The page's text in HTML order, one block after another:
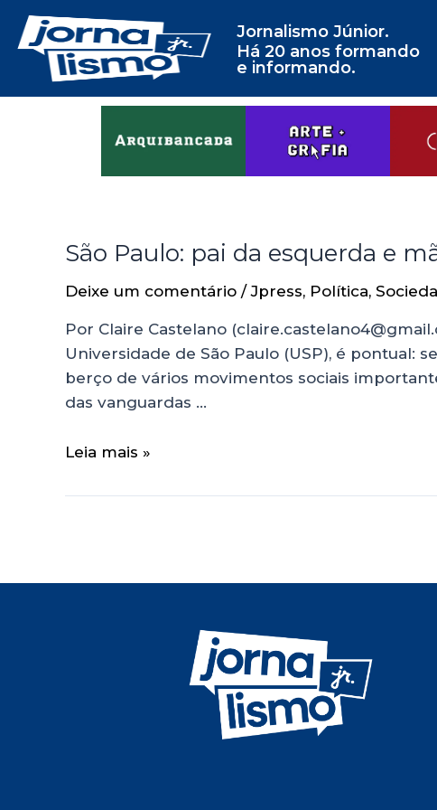
Jornalismo Júnior.
Há 20 anos formando
e informando.
São Paulo: pai da esquerda e
Deixe um comentário /Jpress, Política,
Por Claire Castelano
Universidade de São Paulo (USP), é pontual:
berço de vários movimentos sociais
das vanguardas …
Leia mais »